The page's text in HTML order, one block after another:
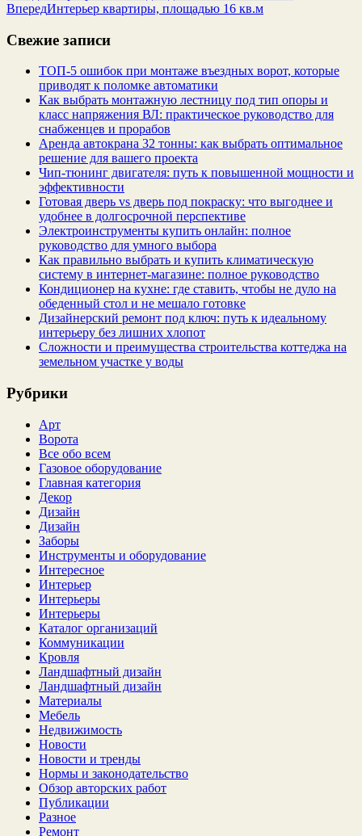
ВпередИнтерьер квартиры, площадью 16 кв.м
Свежие записи
ТОП-5 ошибок при монтаже въездных ворот, которые
приводят к поломке автоматики
Как выбрать монтажную лестницу под тип опоры и
класс напряжения ВЛ: практическое руководство для
снабженцев и прорабов
Аренда автокрана 32 тонны: как выбрать оптимальное
решение для вашего проекта
Чип‑тюнинг двигателя: путь к повышенной мощности и
эффективности
Готовая дверь vs дверь под покраску: что выгоднее и
удобнее в долгосрочной перспективе
Электроинструменты купить онлайн: полное
руководство для умного выбора
Как правильно выбрать и купить климатическую
систему в интернет‑магазине: полное руководство
Кондиционер на кухне: где ставить, чтобы не дуло на
обеденный стол и не мешало готовке
Дизайнерский ремонт под ключ: путь к идеальному
интерьеру без лишних хлопот
Сложности и преимущества строительства коттеджа на
земельном участке у воды
Рубрики
Арт
Ворота
Все обо всем
Газовое оборудование
Главная категория
Декор
Дизайн
Дизайн
Заборы
Инструменты и оборудование
Интересное
Интерьер
Интерьеры
Интерьеры
Каталог организаций
Коммуникации
Кровля
Ландшафтный дизайн
Ландшафтный дизайн
Материалы
Мебель
Недвижимость
Новости
Новости и тренды
Нормы и законодательство
Обзор авторских работ
Публикации
Разное
Ремонт